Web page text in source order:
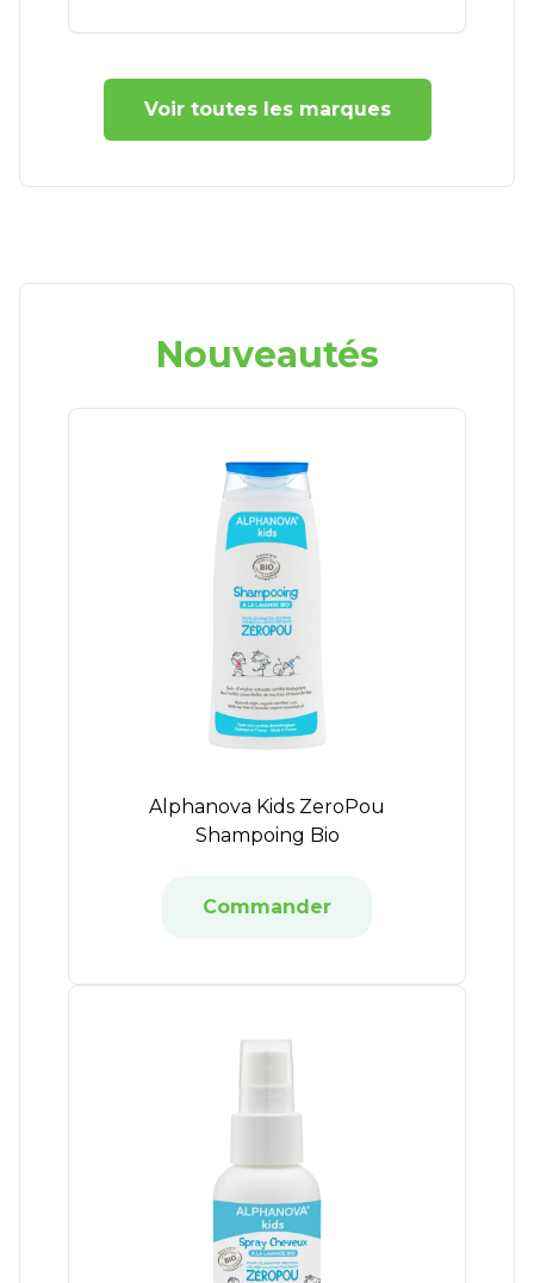
Voir toutes les marques
Nouveautés
Alphanova Kids ZeroPou
Shampoing Bio
Commander